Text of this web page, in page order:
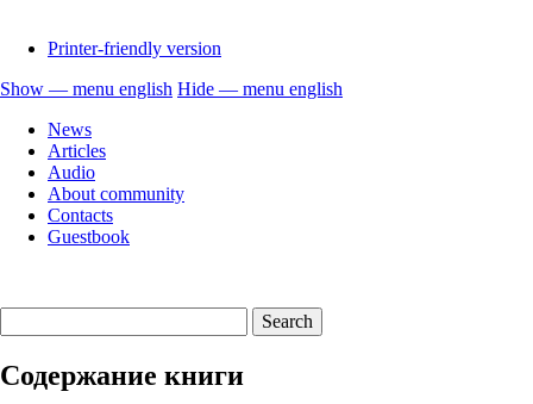
Printer-friendly version
menu
english
Show — menu english Hide — menu english
News
Articles
Audio
About community
Contacts
Guestbook
Содержание книги